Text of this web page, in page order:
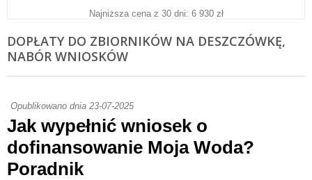
Najniższa cena z 30 dni: 6 930 zł
DOPŁATY DO ZBIORNIKÓW NA DESZCZÓWKĘ,
NABÓR WNIOSKÓW
Opublikowano dnia 23-07-2025
Jak wypełnić wniosek o
dofinansowanie Moja Woda?
Poradnik